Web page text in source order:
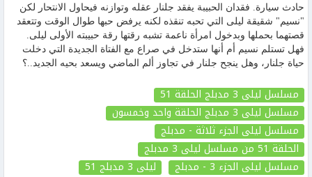
حادث سيارة. فقدان الحبيبة يفقد جلنار عقله وتوازنه فيحاول الانتحار لكن
"نسيم" شقيقة ليلى التي تحبه تنقذه لكنه يرفض حبها طوال الوقت وتتعقد
قصتهما بحملها وبدخول امرأة ناعمة تشبه رقتها رقة حبيبته الأولى ليلى.
فهل تستلم نسيم أم أنها ستدخل في صراع مع الفتاة الجديدة التي دخلت
حياة جلنار، وهل ينجح جلنار في تجاوز ألم الماضي ويسعد بحيه الجديد..؟
مسلسل ليلى 3 مدبلج الحلقة 51
مسلسل ليلى 3 مدبلج الحلقة واحد وخمسون
مسلسل ليلى الجزء ثلاثة - مدبلج
الحلقة 51
من مسلسل ليلى 3 مدبلج
مسلسل ليلى الجزء 3 - مدبلج
ليلى 3 مدبلج 51